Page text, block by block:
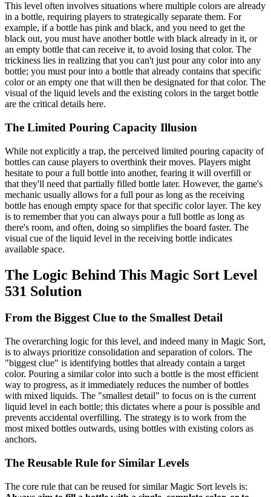
This level often involves situations where multiple colors are already
in a bottle, requiring players to strategically separate them. For
example, if a bottle has pink and black, and you need to get the
black out, you must have another bottle with black already in it, or
an empty bottle that can receive it, to avoid losing that color. The
trickiness lies in realizing that you can't just pour any color into any
bottle; you must pour into a bottle that already contains that specific
color or an empty one that will then be designated for that color. The
visual of the liquid levels and the existing colors in the target bottle
are the critical details here.
The Limited Pouring Capacity Illusion
While not explicitly a trap, the perceived limited pouring capacity of
bottles can cause players to overthink their moves. Players might
hesitate to pour a full bottle into another, fearing it will overfill or
that they'll need that partially filled bottle later. However, the game's
mechanic usually allows for a full pour as long as the receiving
bottle has enough empty space for that specific color layer. The key
is to remember that you can always pour a full bottle as long as
there's room, and often, doing so simplifies the board faster. The
visual cue of the liquid level in the receiving bottle indicates
available space.
The Logic Behind This Magic Sort Level
531 Solution
From the Biggest Clue to the Smallest Detail
The overarching logic for this level, and indeed many in Magic Sort,
is to always prioritize consolidation and separation of colors. The
"biggest clue" is identifying bottles that already contain a target
color. Pouring a similar color into such a bottle is the most efficient
way to progress, as it immediately reduces the number of bottles
with mixed liquids. The "smallest detail" to focus on is the current
liquid level in each bottle; this dictates where a pour is possible and
prevents accidental overfilling. The strategy is to work from the
most mixed bottles outwards, using bottles with existing colors as
anchors.
The Reusable Rule for Similar Levels
The core rule that can be reused for similar Magic Sort levels is: